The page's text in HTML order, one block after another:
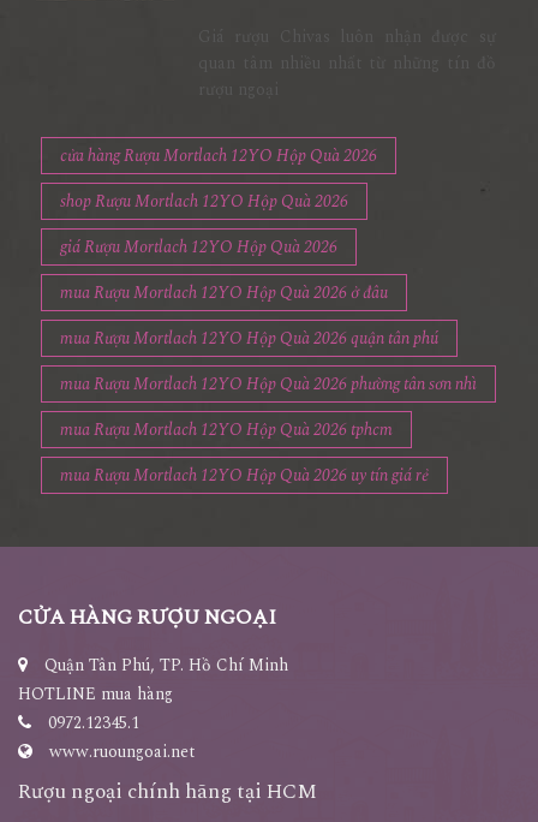
cửa hàng Rượu Mortlach 12YO Hộp Quà 2026
shop Rượu Mortlach 12YO Hộp Quà 2026
giá Rượu Mortlach 12YO Hộp Quà 2026
mua Rượu Mortlach 12YO Hộp Quà 2026 ở đâu
mua Rượu Mortlach 12YO Hộp Quà 2026 quận tân phú
mua Rượu Mortlach 12YO Hộp Quà 2026 phường tân sơn nhì
mua Rượu Mortlach 12YO Hộp Quà 2026 tphcm
mua Rượu Mortlach 12YO Hộp Quà 2026 uy tín giá rẻ
CỬA HÀNG RƯỢU NGOẠI
Quận Tân Phú, TP. Hồ Chí Minh
HOTLINE mua hàng
0972.12345.1
www.ruoungoai.net
Rượu ngoại chính hãng tại HCM